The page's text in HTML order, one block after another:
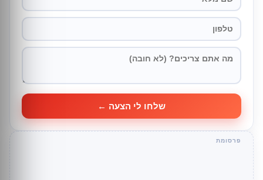
שלחו לי הצעה ←